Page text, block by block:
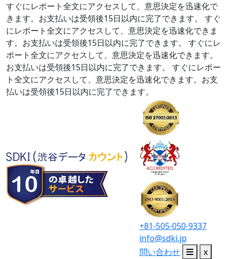
すぐにレポート全文にアクセスして、意思決定を迅速化で
きます。お支払いは受領後15日以内に完了できます。
すぐ
にレポート全文にアクセスして、意思決定を迅速化できま
す。お支払いは受領後15日以内に完了できます。
すぐにレ
ポート全文にアクセスして、意思決定を迅速化できます。
お支払いは受領後15日以内に完了できます。
すぐにレポー
ト全文にアクセスして、意思決定を迅速化できます。お支
払いは受領後15日以内に完了できます。
+81-505-050-9337
info@sdki.jp
問い合わせ
x